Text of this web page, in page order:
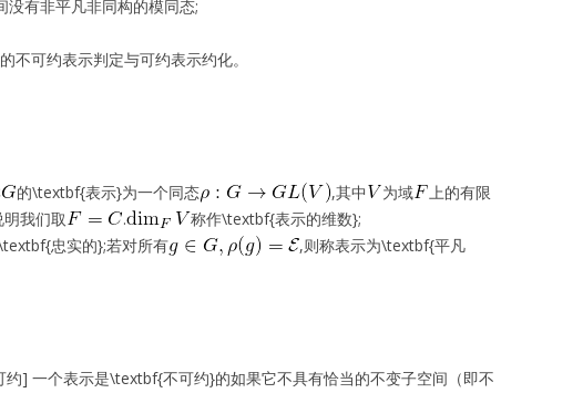
有非平凡非同构的模同态;
不可约表示判定与可约表示约化。
的\textbf{表示}为一个同态 ,其中 为域
上的有限
我们取
.
称作\textbf{表示的维数};
忠实的};若对所有
,则称表示为\textbf{平凡
] 一个表示是\textbf{不可约}的如果它不具有恰当的不变子空间（即不